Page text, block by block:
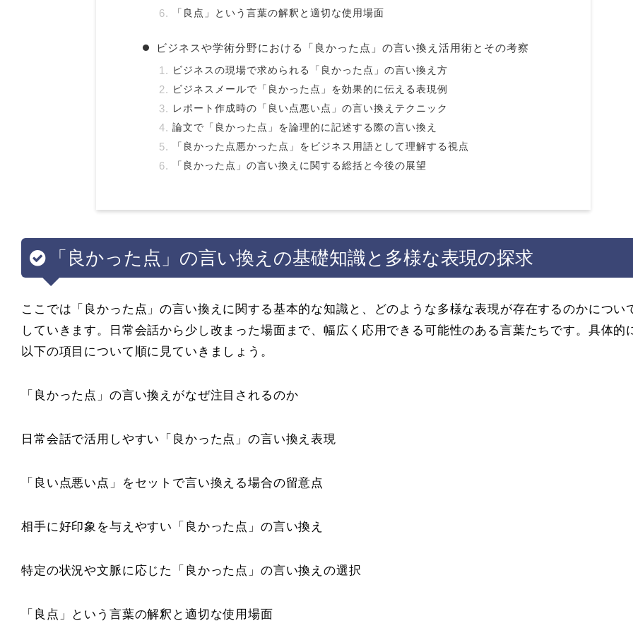
「良点」という言葉の解釈と適切な使用場面
ビジネスや学術分野における「良かった点」の言い換え活用術とその考察
ビジネスの現場で求められる「良かった点」の言い換え方
ビジネスメールで「良かった点」を効果的に伝える表現例
レポート作成時の「良い点悪い点」の言い換えテクニック
論文で「良かった点」を論理的に記述する際の言い換え
「良かった点悪かった点」をビジネス用語として理解する視点
「良かった点」の言い換えに関する総括と今後の展望
「良かった点」の言い換えの基礎知識と多様な表現の探求
ここでは「良かった点」の言い換えに関する基本的な知識と、どのような多様な表現が存在するのかについ
していきます。日常会話から少し改まった場面まで、幅広く応用できる可能性のある言葉たちです。具体的
以下の項目について順に見ていきましょう。
「良かった点」の言い換えがなぜ注目されるのか
日常会話で活用しやすい「良かった点」の言い換え表現
「良い点悪い点」をセットで言い換える場合の留意点
相手に好印象を与えやすい「良かった点」の言い換え
特定の状況や文脈に応じた「良かった点」の言い換えの選択
「良点」という言葉の解釈と適切な使用場面